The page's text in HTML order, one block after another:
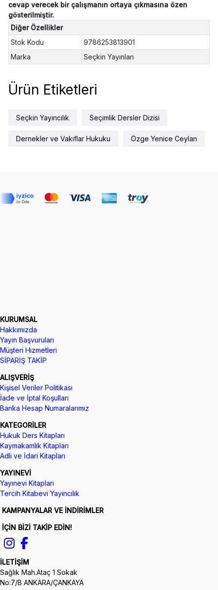
cevap verecek bir çalışmanın ortaya çıkmasına özen
gösterilmiştir.
Diğer Özellikler
Stok Kodu
9786253813901
Marka
Seçkin Yayınları
Ürün Etiketleri
Seçkin Yayıncılık Seçimlik Dersler Dizisi
Dernekler ve Vakıflar Hukuku Özge Yenice Ceylan
KURUMSAL
Hakkımızda
Yayın Başvuruları
Müşteri Hizmetleri
SİPARİŞ TAKİP
ALIŞVERİŞ
Kişisel Veriler Politikası
İade ve İptal Koşulları
Banka Hesap Numaralarımız
KATEGORİLER
Hukuk Ders Kitapları
Kaymakamlık Kitapları
Adli ve İdari Kitapları
YAYINEVİ
Yayınevi Kitapları
Tercih Kitabevi Yayıncılık
KAMPANYALAR VE İNDİRİMLER
İÇİN BİZİ TAKİP EDİN!
İLETİŞİM
Sağlık Mah.Ataç 1 Sokak
No:7/B ANKARA/ÇANKAYA